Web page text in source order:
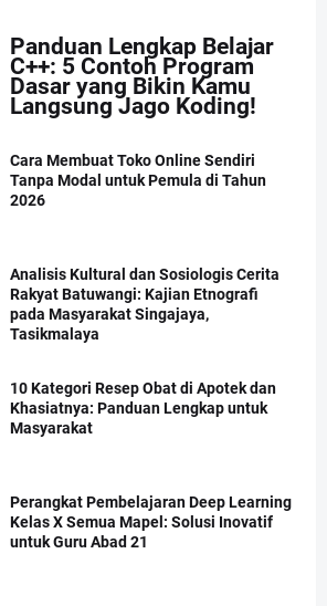
Panduan Lengkap Belajar
C++: 5 Contoh Program
Dasar yang Bikin Kamu
Langsung Jago Koding!
Cara Membuat Toko Online Sendiri
Tanpa Modal untuk Pemula di Tahun
2026
Analisis Kultural dan Sosiologis Cerita
Rakyat Batuwangi: Kajian Etnografi
pada Masyarakat Singajaya,
Tasikmalaya
10 Kategori Resep Obat di Apotek dan
Khasiatnya: Panduan Lengkap untuk
Masyarakat
Perangkat Pembelajaran Deep Learning
Kelas X Semua Mapel: Solusi Inovatif
untuk Guru Abad 21